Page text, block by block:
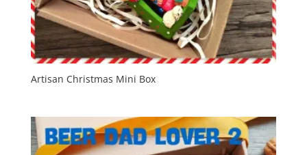
Artisan Christmas Mini Box